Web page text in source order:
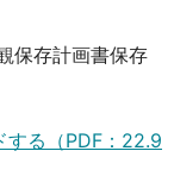
保存計画書保存
する（PDF：22.9